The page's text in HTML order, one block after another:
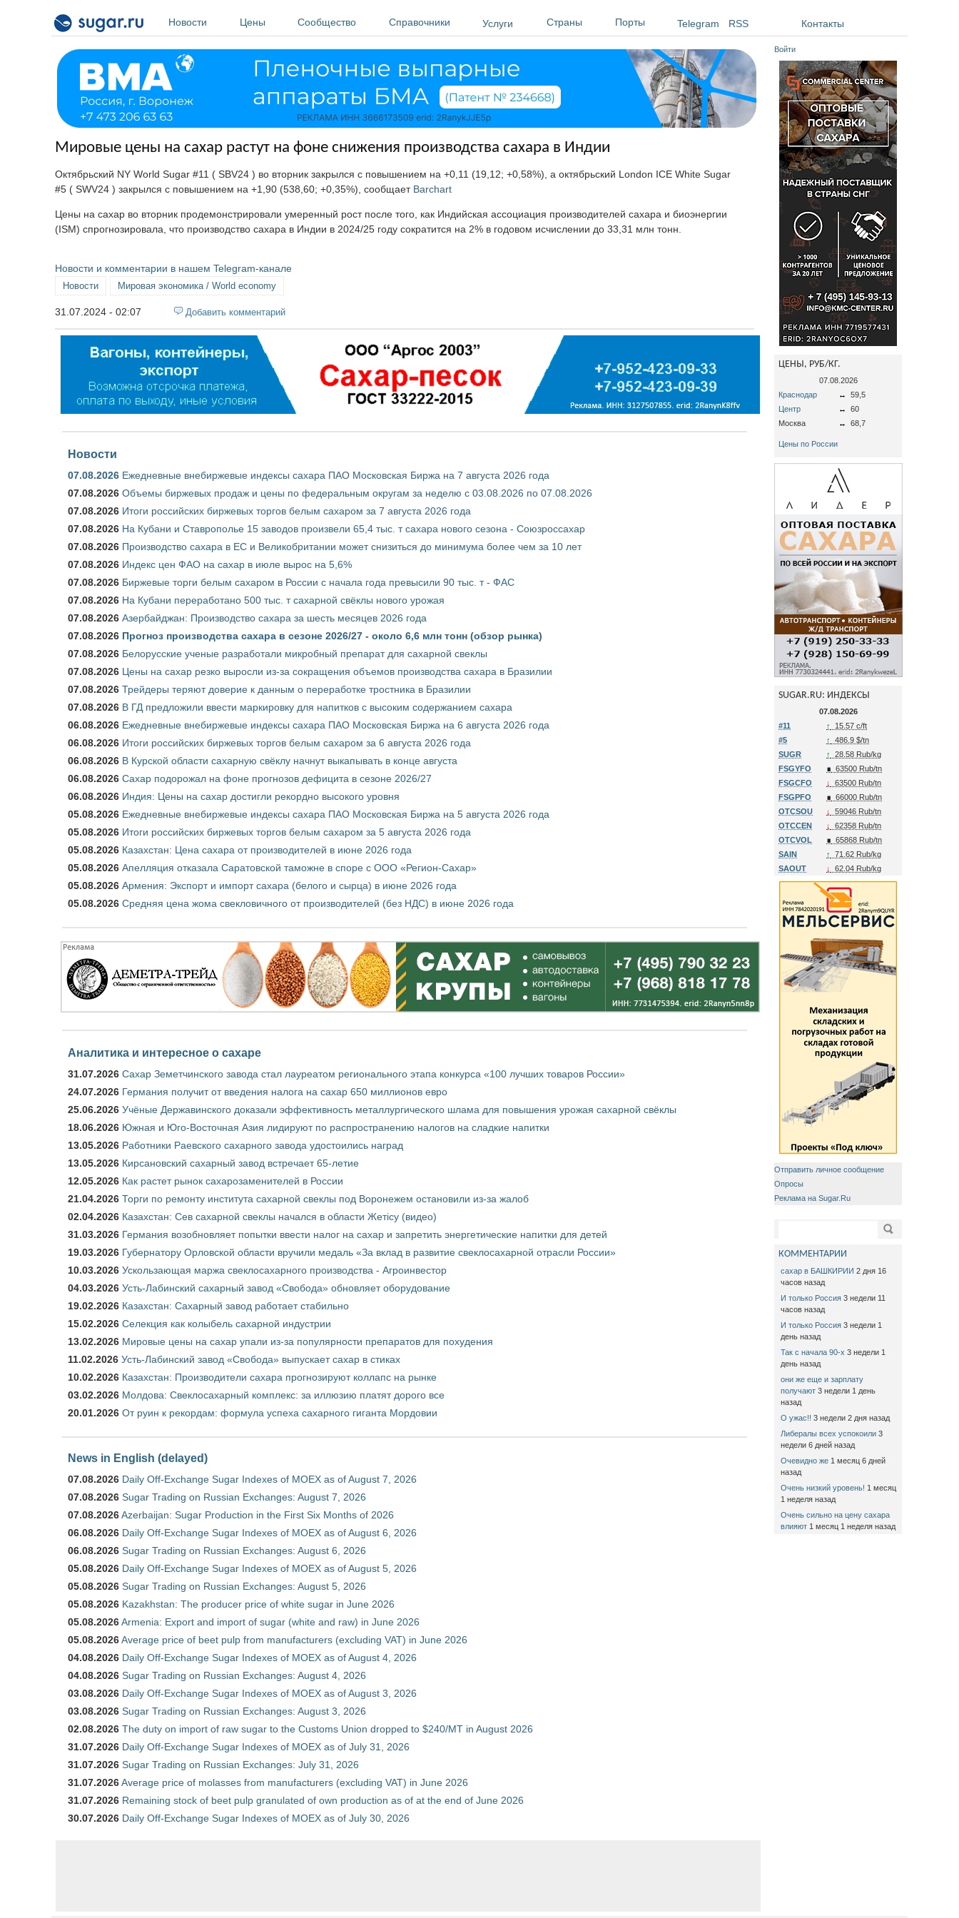
Новости
Цены Сообщество Справочники Услуги Страны Порты Telegram RSS Контакты
Мировые цены на сахар растут на фоне снижения производства сахара в Индии
Октябрьский NY World Sugar #11 ( SBV24 ) во вторник закрылся с повышением на +0,11 (19,12; +0,58%), а октябрьский London ICE White Sugar
#5 ( SWV24 ) закрылся с повышением на +1,90 (538,60; +0,35%), сообщает Barchart
Цены на сахар во вторник продемонстрировали умеренный рост после того, как Индийская ассоциация производителей сахара и биоэнергии
(ISM) спрогнозировала, что производство сахара в Индии в 2024/25 году сократится на 2% в годовом исчислении до 33,31 млн тонн.
Новости и комментарии в нашем Telegram-канале
Новости Мировая экономика / World economy
31.07.2024 - 02:07 Добавить комментарий
Новости
07.08.2026 Ежедневные внебиржевые индексы сахара ПАО Московская Биржа на 7 августа 2026 года
07.08.2026 Объемы биржевых продаж и цены по федеральным округам за неделю с 03.08.2026 по 07.08.2026
07.08.2026 Итоги российских биржевых торгов белым сахаром за 7 августа 2026 года
07.08.2026 На Кубани и Ставрополье 15 заводов произвели 65,4 тыс. т сахара нового сезона - Союзроссахар
07.08.2026 Производство сахара в ЕС и Великобритании может снизиться до минимума более чем за 10 лет
07.08.2026 Индекс цен ФАО на сахар в июле вырос на 5,6%
07.08.2026 Биржевые торги белым сахаром в России с начала года превысили 90 тыс. т - ФАС
07.08.2026 На Кубани переработано 500 тыс. т сахарной свёклы нового урожая
07.08.2026 Азербайджан: Производство сахара за шесть месяцев 2026 года
07.08.2026 Прогноз производства сахара в сезоне 2026/27 - около 6,6 млн тонн (обзор рынка)
07.08.2026 Белорусские ученые разработали микробный препарат для сахарной свеклы
07.08.2026 Цены на сахар резко выросли из-за сокращения объемов производства сахара в Бразилии
07.08.2026 Трейдеры теряют доверие к данным о переработке тростника в Бразилии
07.08.2026 В ГД предложили ввести маркировку для напитков с высоким содержанием сахара
06.08.2026 Ежедневные внебиржевые индексы сахара ПАО Московская Биржа на 6 августа 2026 года
06.08.2026 Итоги российских биржевых торгов белым сахаром за 6 августа 2026 года
06.08.2026 В Курской области сахарную свёклу начнут выкапывать в конце августа
06.08.2026 Сахар подорожал на фоне прогнозов дефицита в сезоне 2026/27
06.08.2026 Индия: Цены на сахар достигли рекордно высокого уровня
05.08.2026 Ежедневные внебиржевые индексы сахара ПАО Московская Биржа на 5 августа 2026 года
05.08.2026 Итоги российских биржевых торгов белым сахаром за 5 августа 2026 года
05.08.2026 Казахстан: Цена сахара от производителей в июне 2026 года
05.08.2026 Апелляция отказала Саратовской таможне в споре с ООО «Регион-Сахар»
05.08.2026 Армения: Экспорт и импорт сахара (белого и сырца) в июне 2026 года
05.08.2026 Средняя цена жома свекловичного от производителей (без НДС) в июне 2026 года
Аналитика и интересное о сахаре
31.07.2026 Сахар Земетчинского завода стал лауреатом регионального этапа конкурса «100 лучших товаров России»
24.07.2026 Германия получит от введения налога на сахар 650 миллионов евро
25.06.2026 Учёные Державинского доказали эффективность металлургического шлама для повышения урожая сахарной свёклы
18.06.2026 Южная и Юго-Восточная Азия лидируют по распространению налогов на сладкие напитки
13.05.2026 Работники Раевского сахарного завода удостоились наград
13.05.2026 Кирсановский сахарный завод встречает 65-летие
12.05.2026 Как растет рынок сахарозаменителей в России
21.04.2026 Торги по ремонту института сахарной свеклы под Воронежем остановили из-за жалоб
02.04.2026 Казахстан: Сев сахарной свеклы начался в области Жетісу (видео)
31.03.2026 Германия возобновляет попытки ввести налог на сахар и запретить энергетические напитки для детей
19.03.2026 Губернатору Орловской области вручили медаль «За вклад в развитие свеклосахарной отрасли России»
10.03.2026 Ускользающая маржа свеклосахарного производства - Агроинвестор
04.03.2026 Усть-Лабинский сахарный завод «Свобода» обновляет оборудование
19.02.2026 Казахстан: Сахарный завод работает стабильно
15.02.2026 Селекция как колыбель сахарной индустрии
13.02.2026 Мировые цены на сахар упали из-за популярности препаратов для похудения
11.02.2026 Усть-Лабинский завод «Свобода» выпускает сахар в стиках
10.02.2026 Казахстан: Производители сахара прогнозируют коллапс на рынке
03.02.2026 Молдова: Свеклосахарный комплекс: за иллюзию платят дорого все
20.01.2026 От руин к рекордам: формула успеха сахарного гиганта Мордовии
News in English (delayed)
07.08.2026 Daily Off-Exchange Sugar Indexes of MOEX as of August 7, 2026
07.08.2026 Sugar Trading on Russian Exchanges: August 7, 2026
07.08.2026Azerbaijan: Sugar Production in the First Six Months of 2026
06.08.2026 Daily Off-Exchange Sugar Indexes of MOEX as of August 6, 2026
06.08.2026 Sugar Trading on Russian Exchanges: August 6, 2026
05.08.2026 Daily Off-Exchange Sugar Indexes of MOEX as of August 5, 2026
05.08.2026 Sugar Trading on Russian Exchanges: August 5, 2026
05.08.2026 Kazakhstan: The producer price of white sugar in June 2026
05.08.2026Armenia: Export and import of sugar (white and raw) in June 2026
05.08.2026Average price of beet pulp from manufacturers (excluding VAT) in June 2026
04.08.2026 Daily Off-Exchange Sugar Indexes of MOEX as of August 4, 2026
04.08.2026 Sugar Trading on Russian Exchanges: August 4, 2026
03.08.2026 Daily Off-Exchange Sugar Indexes of MOEX as of August 3, 2026
03.08.2026 Sugar Trading on Russian Exchanges: August 3, 2026
02.08.2026 The duty on import of raw sugar to the Customs Union dropped to $240/MT in August 2026
31.07.2026 Daily Off-Exchange Sugar Indexes of MOEX as of July 31, 2026
31.07.2026 Sugar Trading on Russian Exchanges: July 31, 2026
31.07.2026Average price of molasses from manufacturers (excluding VAT) in June 2026
31.07.2026 Remaining stock of beet pulp granulated of own production as of at the end of June 2026
30.07.2026 Daily Off-Exchange Sugar Indexes of MOEX as of July 30, 2026
Войти
ЦЕНЫ, РУБ/КГ.
07.08.2026
Краснодар
↔
59,5
Центр
↔
60
Москва
↔ 68,7
Цены по России
SUGAR.RU: ИНДЕКСЫ
07.08.2026
#11
↑
15.57 c/ft
#5
↑
486.9 $/tn
SUGR
↑
28.58 Rub/kg
FSGYFO
∎ 63500 Rub/tn
FSGCFO
↓
63500 Rub/tn
FSGPFO
∎ 66000 Rub/tn
OTCSOU
↓
59046 Rub/tn
OTCCEN
↓
62358 Rub/tn
OTCVOL
∎ 65868 Rub/tn
SAIN
↑
71.62 Rub/kg
SAOUT
↓ 62.04 Rub/kg
Отправить личное сообщение
Опросы
Реклама на Sugar.Ru
Поиск
КОММЕНТАРИИ
сахар в БАШКИРИИ 2 дня 16
часов назад
И только Россия 3 недели 11
часов назад
И только Россия 3 недели 1
день назад
Так с начала 90-х 3 недели 1
день назад
они же еще и зарплату
получают 3 недели 1 день
назад
О ужас!! 3 недели 2 дня назад
Либералы всех успокоили 3
недели 6 дней назад
Очевидно же 1 месяц 6 дней
назад
Очень низкий уровень! 1 месяц
1 неделя назад
Очень сильно на цену сахара
влияют 1 месяц 1 неделя назад